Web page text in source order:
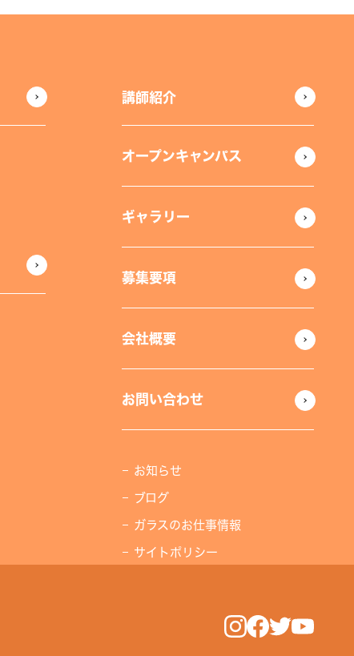
講師紹介
オープンキャンパス
ギャラリー
募集要項
会社概要
お問い合わせ
お知らせ
ブログ
ガラスのお仕事情報
サイトポリシー